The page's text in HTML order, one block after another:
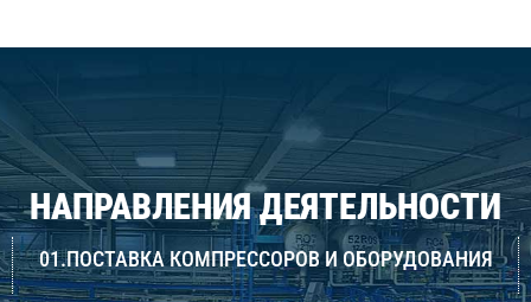
НАПРАВЛЕНИЯ ДЕЯТЕЛЬНОСТИ
01.ПОСТАВКА КОМПРЕССОРОВ И ОБОРУДОВАНИЯ